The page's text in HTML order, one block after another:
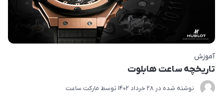
آموزش
تاریخچه ساعت هابلوت
نوشته شده در 28 خرداد 1402 توسط مارکت ساعت